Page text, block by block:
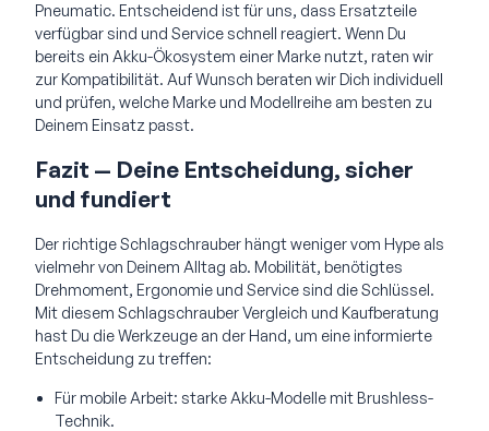
Pneumatic. Entscheidend ist für uns, dass Ersatzteile
verfügbar sind und Service schnell reagiert. Wenn Du
bereits ein Akku-Ökosystem einer Marke nutzt, raten wir
zur Kompatibilität. Auf Wunsch beraten wir Dich individuell
und prüfen, welche Marke und Modellreihe am besten zu
Deinem Einsatz passt.
Fazit — Deine Entscheidung, sicher
und fundiert
Der richtige Schlagschrauber hängt weniger vom Hype als
vielmehr von Deinem Alltag ab. Mobilität, benötigtes
Drehmoment, Ergonomie und Service sind die Schlüssel.
Mit diesem Schlagschrauber Vergleich und Kaufberatung
hast Du die Werkzeuge an der Hand, um eine informierte
Entscheidung zu treffen:
Für mobile Arbeit: starke Akku-Modelle mit Brushless-
Technik.